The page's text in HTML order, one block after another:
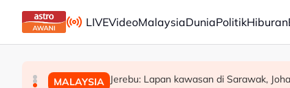
Skip to main content
LIVEVideoMalaysiaDuniaPolitikHiburan
MALAYSIA Akar reput, rongga pada pangkal punca
POLITIK WARISAN teliti rundingan kerusi bersama
MALAYSIA Jerebu: Lapan kawasan di Sarawak,